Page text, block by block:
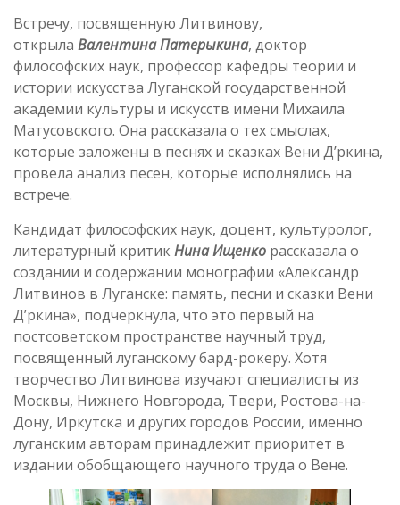
Встречу, посвященную Литвинову,
открыла Валентина Патерыкина, доктор
философских наук, профессор кафедры теории и
истории искусства Луганской государственной
академии культуры и искусств имени Михаила
Матусовского. Она рассказала о тех смыслах,
которые заложены в песнях и сказках Вени Д’ркина,
провела анализ песен, которые исполнялись на
встрече.
Кандидат философских наук, доцент, культуролог,
литературный критик Нина Ищенко рассказала о
создании и содержании монографии «Александр
Литвинов в Луганске: память, песни и сказки Вени
Д’ркина», подчеркнула, что это первый на
постсоветском пространстве научный труд,
посвященный луганскому бард-рокеру. Хотя
творчество Литвинова изучают специалисты из
Москвы, Нижнего Новгорода, Твери, Ростова-на-
Дону, Иркутска и других городов России, именно
луганским авторам принадлежит приоритет в
издании обобщающего научного труда о Вене.